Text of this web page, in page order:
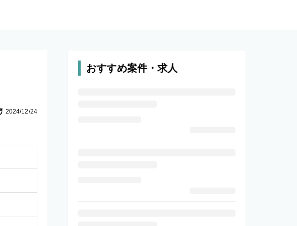
2024/12/24
おすすめ案件・求人